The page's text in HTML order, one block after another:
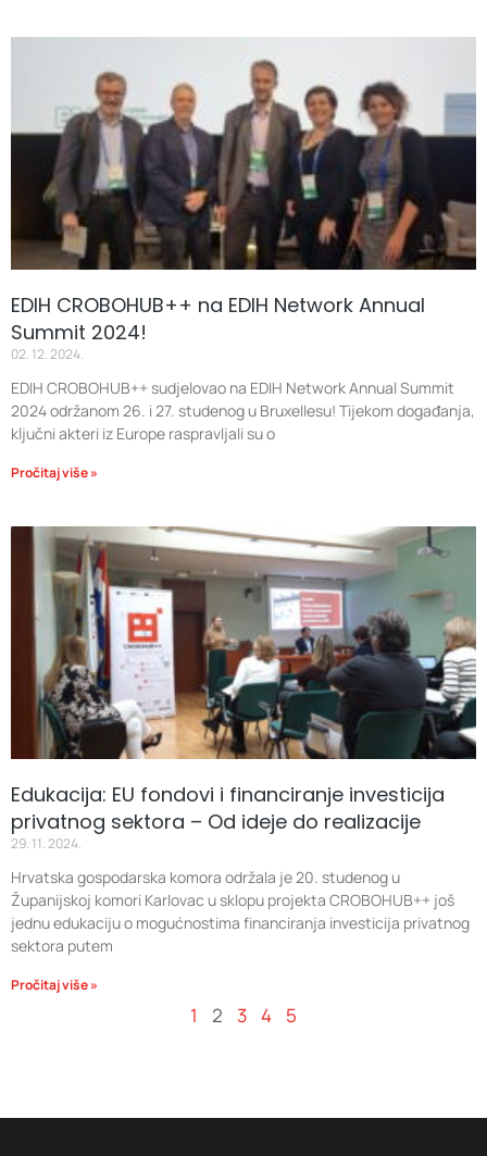
EDIH CROBOHUB++ na EDIH Network Annual
Summit 2024!
02. 12. 2024.
EDIH CROBOHUB++ sudjelovao na EDIH Network Annual Summit
2024 održanom 26. i 27. studenog u Bruxellesu! Tijekom događanja,
ključni akteri iz Europe raspravljali su o
Pročitaj više »
Edukacija: EU fondovi i financiranje investicija
privatnog sektora – Od ideje do realizacije
29. 11. 2024.
Hrvatska gospodarska komora održala je 20. studenog u
Županijskoj komori Karlovac u sklopu projekta CROBOHUB++ još
jednu edukaciju o mogućnostima financiranja investicija privatnog
sektora putem
Pročitaj više »
1 2 3 4 5